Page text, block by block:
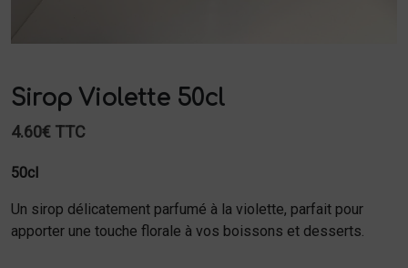
Sirop Violette 50cl
4.60€ TTC
50cl
Un sirop délicatement parfumé à la violette, parfait pour
apporter une touche florale à vos boissons et desserts.